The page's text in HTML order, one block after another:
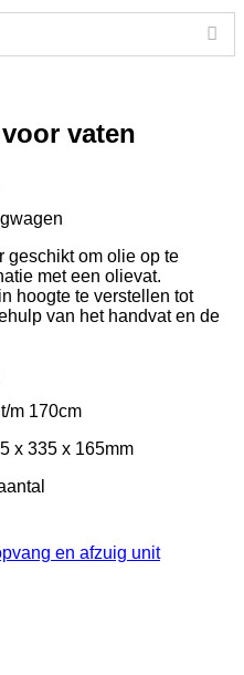
vaten
geschikt om olie op te
met een olievat.
hoogte te verstellen tot
van het handvat en de
m 170cm
x 335 x 165mm
en afzuig unit